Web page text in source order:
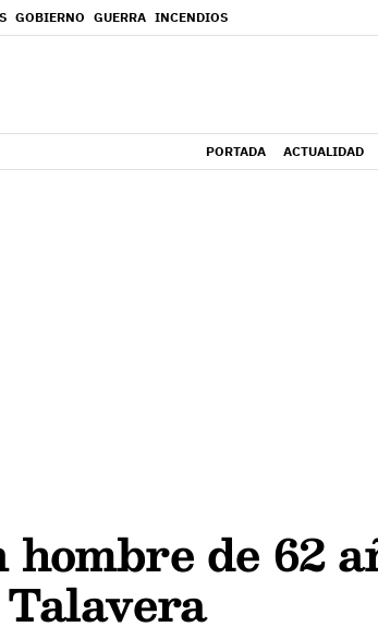
GOBIERNO GUERRA INCENDIOS
PORTADA ACTUALIDAD
hombre de 62